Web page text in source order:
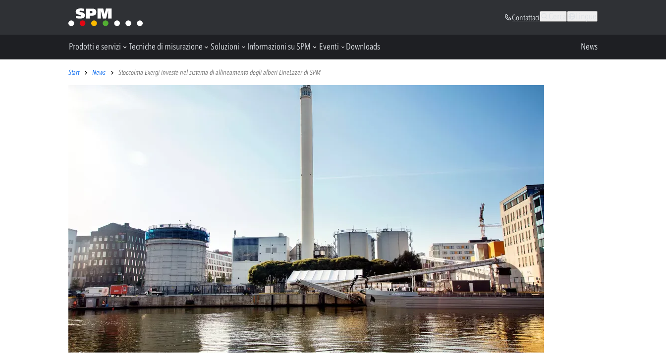
Contattaci
Prodotti e servizi Tecniche di misurazione Soluzioni Informazioni su SPM Eventi Downloads News
Start News Stoccolma Exergi investe nel sistema di allineamento degli alberi LineLazer di SPM